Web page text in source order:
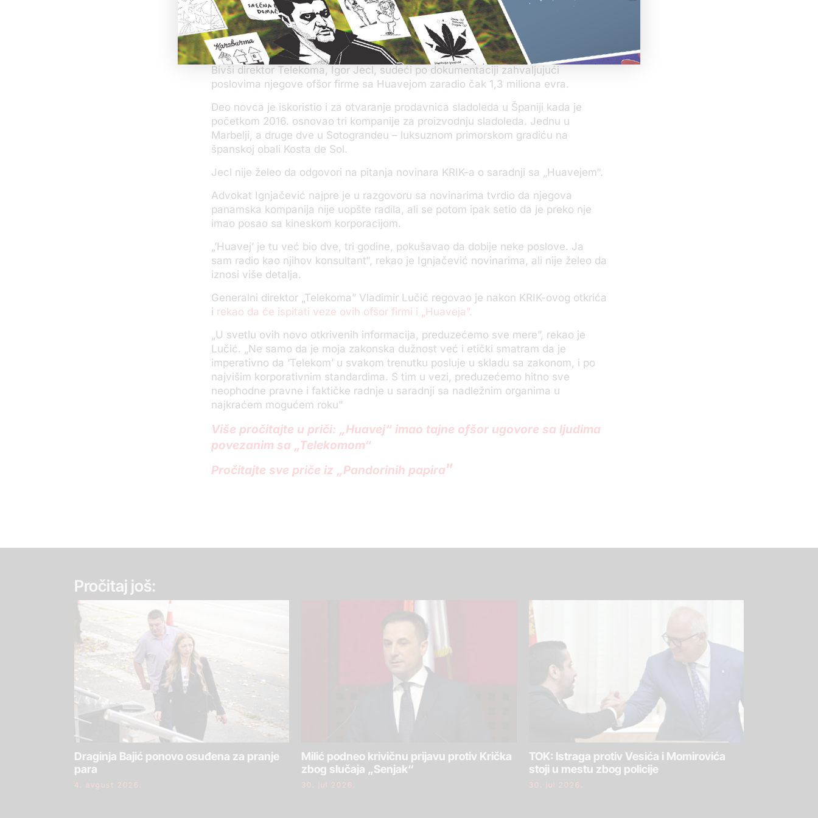
Iste 2014. godine je od „Telekom“ je „Huaveju“ dodelio posao razvoja internet
televizije (IPTV), a dve godine kasnije ugovor vredan čak 150 miliona evra za
uvođenje optičkih kablova.
Bivši direktor Telekoma, Igor Jecl, sudeći po dokumentaciji zahvaljujući
poslovima njegove ofšor firme sa Huavejom zaradio čak 1,3 miliona evra.
Deo novca je iskoristio i za otvaranje prodavnica sladoleda u Španiji kada je
početkom 2016. osnovao tri kompanije za proizvodnju sladoleda. Jednu u
Marbelji, a druge dve u Sotograndeu – luksuznom primorskom gradiću na
španskoj obali Kosta de Sol.
Jecl nije želeo da odgovori na pitanja novinara KRIK-a o saradnji sa „Huavejem“.
Advokat Ignjačević najpre je u razgovoru sa novinarima tvrdio da njegova
panamska kompanija nije uopšte radila, ali se potom ipak setio da je preko nje
imao posao sa kineskom korporacijom.
„’Huavej’ je tu već bio dve, tri godine, pokušavao da dobije neke poslove. Ja
sam radio kao njihov konsultant“, rekao je Ignjačević novinarima, ali nije želeo da
iznosi više detalja.
Generalni direktor „Telekoma” Vladimir Lučić regovao je nakon KRIK-ovog otkrića
i rekao da će ispitati veze ovih ofšor firmi i „Huaveja”.
„U svetlu ovih novo otkrivenih informacija, preduzećemo sve mere”, rekao je
Lučić. „Ne samo da je moja zakonska dužnost već i etički smatram da je
imperativno da ‘Telekom’ u svakom trenutku posluje u skladu sa zakonom, i po
najvišim korporativnim standardima. S tim u vezi, preduzećemo hitno sve
neophodne pravne i faktičke radnje u saradnji sa nadležnim organima u
najkraćem mogućem roku”
Više pročitajte u priči: „Huavej“ imao tajne ofšor ugovore sa ljudima
povezanim sa „Telekomom“
Pročitajte sve priče iz „Pandorinih papira”
Pročitaj još:
Draginja Bajić ponovo osuđena za pranje
para
4. avgust 2026.
Milić podneo krivičnu prijavu protiv Krička
zbog slučaja „Senjak“
30. jul 2026.
TOK: Istraga protiv Vesića i Momirovića
stoji u mestu zbog policije
30. jul 2026.